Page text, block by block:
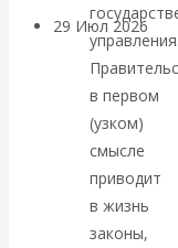
29 Июл 2026
финансовая
Валентин
управления.
в первом
(узком)
смысле
приводит
в жизнь
законы,